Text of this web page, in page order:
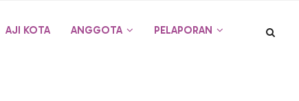
AJI KOTA ANGGOTA PELAPORAN